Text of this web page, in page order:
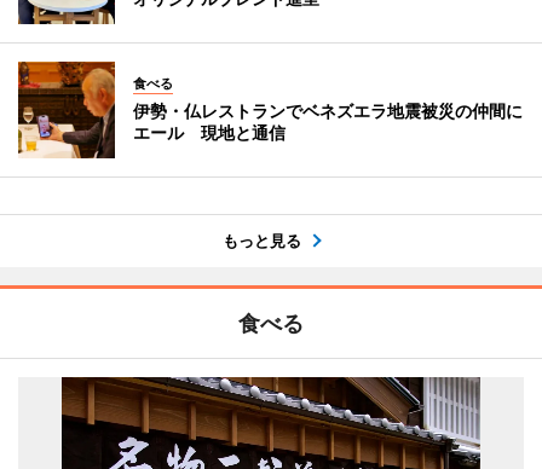
食べる
伊勢・仏レストランでベネズエラ地震被災の仲間に
エール 現地と通信
もっと見る
食べる